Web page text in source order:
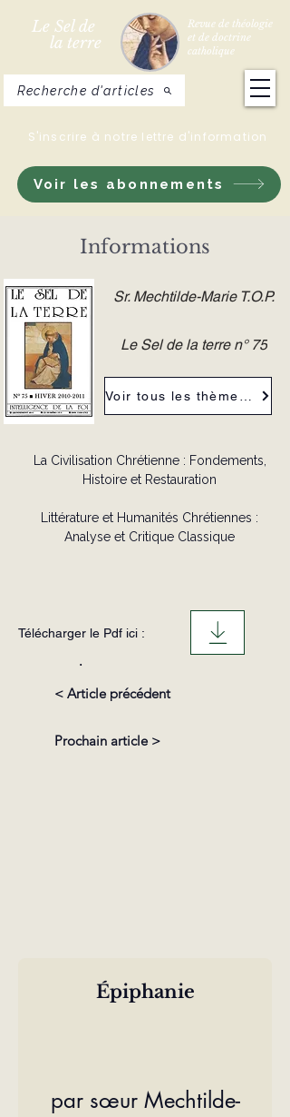
Le Sel de
la terre
Revue de théologie
et de doctrine
catholique
Voir les abonnements
S'inscrire à notre lettre d'information
Recherche d'articles
Informations
Sr. Mechtilde-Marie T.O.P.
Le Sel de la terre n° 75
La Civilisation Chrétienne : Fondements,
Histoire et Restauration
Littérature et Humanités Chrétiennes :
Analyse et Critique Classique
Télécharger le Pdf ici :
.
< Article précédent
Prochain article >
Épiphanie
par sœur Mechtilde-